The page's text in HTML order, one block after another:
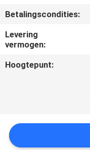
NEEM
CONTACT
ONS
EEN
OFFERTE
Betalingscondities:
Levering
vermogen:
Hoogtepunt: